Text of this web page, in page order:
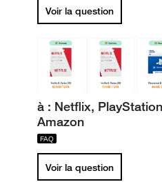
Voir la question
à : Netflix,
Amazon
Voir la question